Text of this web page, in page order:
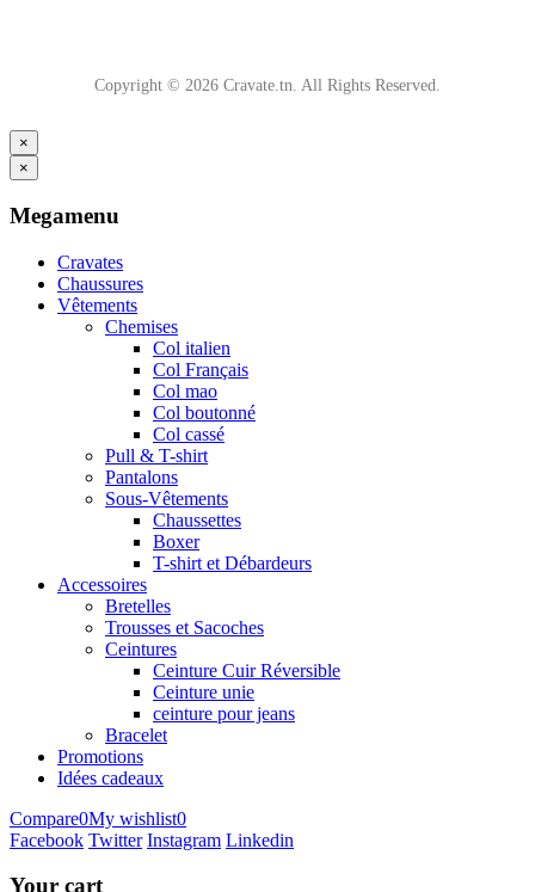
Copyright © 2026 Cravate.tn. All Rights Reserved.
×
×
Megamenu
Cravates
Chaussures
Vêtements
Chemises
Col italien
Col Français
Col mao
Col boutonné
Col cassé
Pull & T-shirt
Pantalons
Sous-Vêtements
Chaussettes
Boxer
T-shirt et Débardeurs
Accessoires
Bretelles
Trousses et Sacoches
Ceintures
Ceinture Cuir Réversible
Ceinture unie
ceinture pour jeans
Bracelet
Promotions
Idées cadeaux
Compare0My wishlist0
Facebook Twitter Instagram Linkedin
Your cart